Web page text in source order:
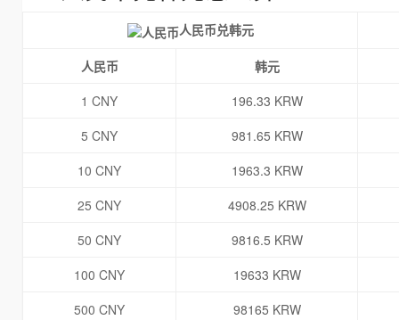
人民币兑韩元
人民币
韩元
1 CNY
196.33 KRW
5 CNY
981.65 KRW
10 CNY
1963.3 KRW
25 CNY
4908.25 KRW
50 CNY
9816.5 KRW
100 CNY
19633 KRW
500 CNY
98165 KRW